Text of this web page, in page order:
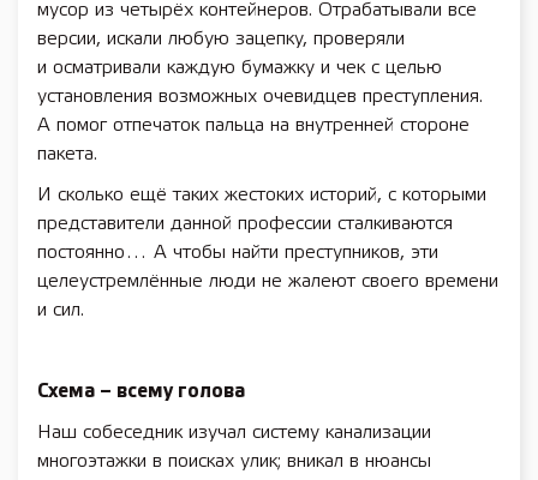
мусор из четырёх контейнеров. Отрабатывали все
версии, искали любую зацепку, проверяли
и осматривали каждую бумажку и чек с целью
установления возможных очевидцев преступления.
А помог отпечаток пальца на внутренней стороне
пакета.
И сколько ещё таких жестоких историй, с которыми
представители данной профессии сталкиваются
постоянно… А чтобы найти преступников, эти
целеустремлённые люди не жалеют своего времени
и сил.
Схема – всему голова
Наш собеседник изучал систему канализации
многоэтажки в поисках улик; вникал в нюансы